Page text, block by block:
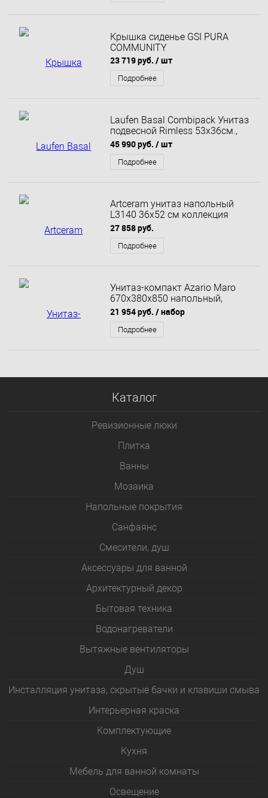
Крышка сиденье GSI PURA
COMMUNITY
23 719 руб. / шт
Подробнее
Laufen Basal Combipack Унитаз
подвесной Rimless 53х36см.,
быстросъемное сиденье
SoftClose, цвет белый
45 990 руб. / шт
Подробнее
Artceram унитаз напольный
L3140 36х52 см коллекция
Blend
27 858 руб.
Подробнее
Унитаз-компакт Azario Maro
670x380x850 напольный,
безободковый, с бачком и
сиденьем микролифт (AZ-
2125A-R)
21 954 руб. / набор
Подробнее
Каталог
Ревизионные люки
Плитка
Bанны
Мозаика
Напольные покрытия
Санфаянс
Смесители, душ
Аксессуары для ванной
Архитектурный декор
Бытовая техника
Водонагреватели
Вытяжные вентиляторы
Душ
Инсталляция унитаза, скрытые бачки и клавиши смыва
Интерьерная краска
Комплектующие
Кухня
Мебель для ванной комнаты
Освещение